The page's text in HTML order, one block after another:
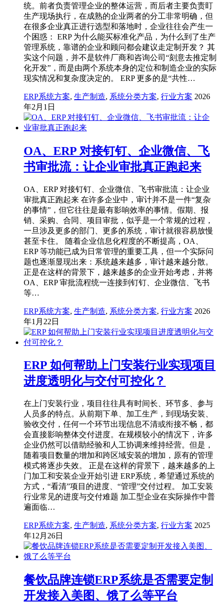
统。前者负责管理企业的整体运营，而后者主要负责盯
生产现场执行，在成熟的企业两者的分工非常明确，但
在很多企业真正进行选型和落地时，企业往往会产生一
个困惑： ERP 为什么能买标准化产品，为什么到了生产
管理系统，靠谱的企业和顾问都会建议走定制开发？ 其
实这个问题，并不是软件厂商和咨询公司“刻意去推定制
化开发”，而是由两个系统本身的定位和制造企业的实际
现实情况和复杂度决定的。 ERP 更多的是“共性…
ERP系统方案, 生产制造, 系统分类方案, 行业方案 2026
年2月1日
OA、ERP 对接钉钉、企业微信、飞
书审批流：让企业审批真正跑起来
OA、ERP 对接钉钉、企业微信、飞书审批流：让企业
审批真正跑起来 在许多企业中，审计并不是一件“复杂
的事情”，但它往往是最有影响效率的事情。假期、报
销、采购、合同、项目审批，似乎是一个常规的过程，
一旦涉及更多的部门、更多的系统，审计就很容易放慢
甚至卡住。 随着企业信息化程度的不断提高，OA、
ERP 等功能已成为日常管理的重要工具，但一个实际问
题也逐渐显现出来：系统越来越多，审计越来越分散。
正是在这样的背景下，越来越多的企业开始考虑，并将
OA、ERP 审批流程统一连接到钉钉、企业微信、飞书
等…
ERP系统方案, 生产制造, 系统分类方案, 行业方案 2026
年1月22日
ERP 如何帮助上门安装行业实现项目
进度透明化与交付可控化？
在上门安装行业，项目往往具有时间长、环节多、参与
人员多的特点。从前期下单、加工生产，到现场安装、
验收交付，任何一个环节出现信息不清或衔接不畅，都
会直接影响整体交付进度。在规模较小的情况下，许多
企业仍然可以借助经验和人工协调来维持经营。但是，
随着项目数量的增加和跨区域安装的增加，原有的管理
模式将逐步失效。 正是在这样的背景下，越来越多的上
门加工和安装企业开始引进 ERP系统，希望通过系统的
方式，“看清”项目的进度、“管理”交付过程。 加工安装
行业常见的进度与交付难题 加工型企业在实际操作中普
遍面临…
ERP系统方案, 生产制造, 系统分类方案, 行业方案 2025
年12月26日
餐饮品牌连锁ERP系统是否需要定制
开发接入美图、饿了么等平台